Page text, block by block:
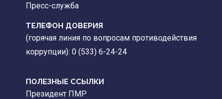
Пресс-служба
ТЕЛЕФОН ДОВЕРИЯ
(горячая линия по вопросам противодействия
коррупции): 0 (533) 6-24-24
ПОЛЕЗНЫЕ ССЫЛКИ
Президент ПМР